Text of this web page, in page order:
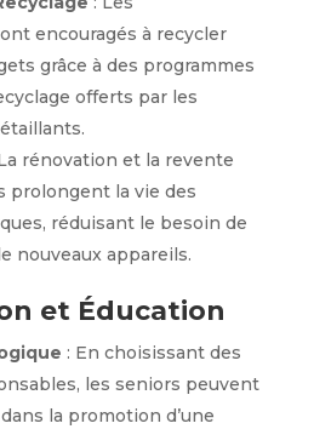
encouragés à recycler
grâce à des programmes
offerts par les
rénovation et la revente
prolongent la vie des
réduisant le besoin de
nouveaux appareils.
et Éducation
: En choisissant des
les seniors peuvent
la promotion d’une